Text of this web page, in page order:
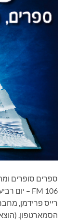
ספרים סופרים
רייס פרידמן,
הסמארטפון.